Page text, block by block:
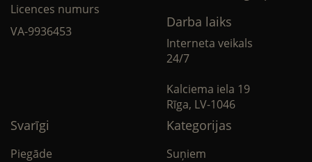
Licences numurs
VA-9936453
Darba laiks
Interneta veikals
24/7
Kalciema iela 19
Rīga, LV-1046
Svarīgi
Piegāde
Kategorijas
Suņiem